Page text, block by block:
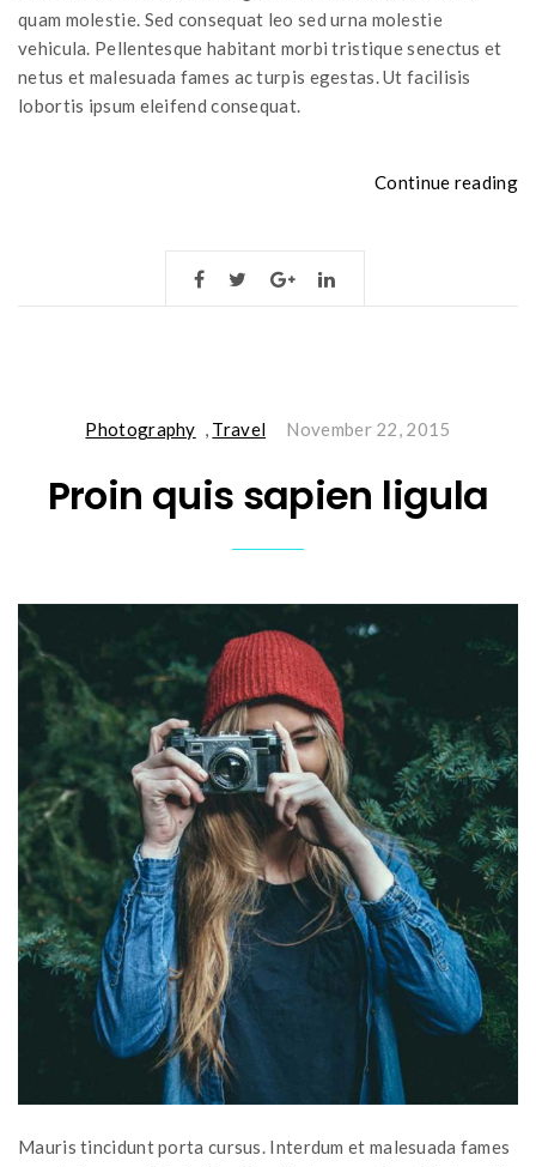
quam molestie. Sed consequat leo sed urna molestie
vehicula. Pellentesque habitant morbi tristique senectus et
netus et malesuada fames ac turpis egestas. Ut facilisis
lobortis ipsum eleifend consequat.
Continue reading
Photography , Travel November 22, 2015
Proin quis sapien ligula
Mauris tincidunt porta cursus. Interdum et malesuada fames